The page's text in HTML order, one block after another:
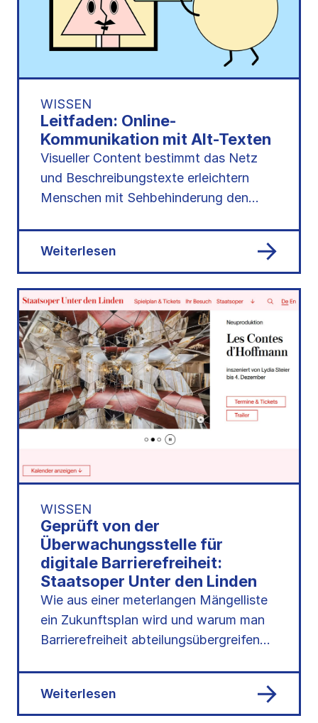
WISSEN
Leitfaden: Online-
Kommunikation mit Alt-Texten
Visueller Content bestimmt das Netz
und Beschreibungstexte erleichtern
Menschen mit Sehbehinderung den
Weiterlesen
WISSEN
Geprüft von der
Überwachungsstelle für
digitale Barrierefreiheit:
Staatsoper Unter den Linden
Wie aus einer meterlangen Mängelliste
ein Zukunftsplan wird und warum man
Barrierefreiheit abteilungsübergreifend
Weiterlesen